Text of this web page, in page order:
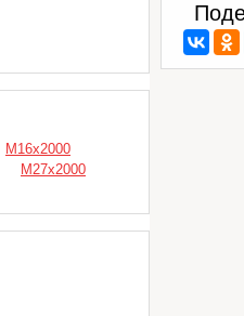
М16х2000
М27х2000